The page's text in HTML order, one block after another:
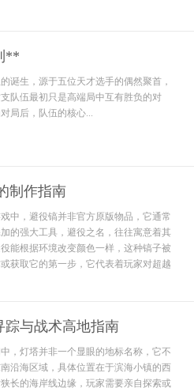
**
诞生，源于五位天才选手的偶然聚首，
队伍最初只是高端局中互有胜负的对
局后，队伍的核心...
制作指南
中，避役镐并非官方原版物品，它通常
的强大工具，避役之名，往往寓意着其
能根据环境改变颜色一样，这种镐子被
获取它的第一步，它代表着玩家对超越
踪与战术高地指南
，灯塔并非一个显眼的地标名称，它不
沿海区域，具体位置在于滨海小镇的西
长的海岸线边缘，玩家需要亲自探索或